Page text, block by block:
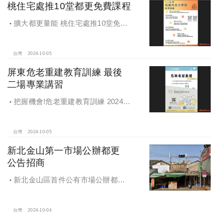
桃住宅處推10堂都更免費課程
擴大都更量能 桃住宅處推10堂免費
台灣 2024-10-05
屏東危老重建教育訓練 最後
二場專業講習
把握機會!危老重建教育訓練 2024年
台灣 2024-10-05
新北金山第一市場公辦都更
公告招商
新北金山區首件公有市場公辦都更
台灣 2024-10-04